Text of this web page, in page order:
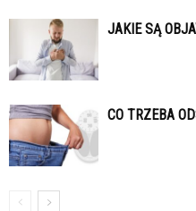
JAKIE SĄ
CO TRZEBA